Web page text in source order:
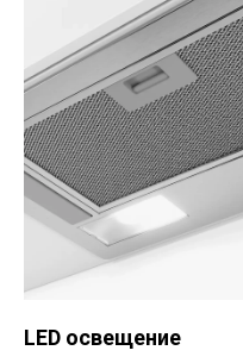
LED освещение